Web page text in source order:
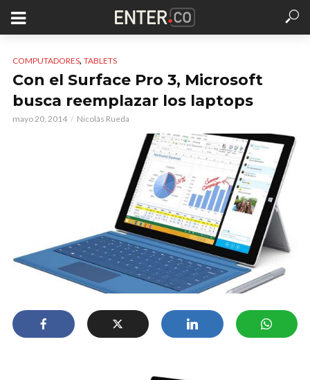
COMPUTADORES, TABLETS
Con el Surface Pro 3, Microsoft
busca reemplazar los laptops
mayo 20, 2014 Nicolás Rueda